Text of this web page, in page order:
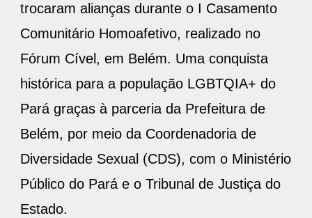
trocaram alianças durante o I Casamento
Comunitário Homoafetivo, realizado no
Fórum Cível, em Belém. Uma conquista
histórica para a população LGBTQIA+ do
Pará graças à parceria da Prefeitura de
Belém, por meio da Coordenadoria de
Diversidade Sexual (CDS), com o Ministério
Público do Pará e o Tribunal de Justiça do
Estado.